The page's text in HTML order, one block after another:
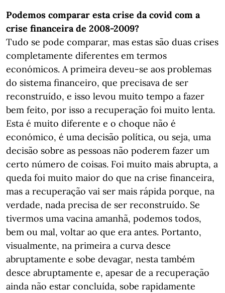
Podemos comparar esta crise da covid com a
crise financeira de 2008-2009?
Tudo se pode comparar, mas estas são duas crises
completamente diferentes em termos
económicos. A primeira deveu-se aos problemas
do sistema financeiro, que precisava de ser
reconstruído, e isso levou muito tempo a fazer
bem feito, por isso a recuperação foi muito lenta.
Esta é muito diferente e o choque não é
económico, é uma decisão política, ou seja, uma
decisão sobre as pessoas não poderem fazer um
certo número de coisas. Foi muito mais abrupta, a
queda foi muito maior do que na crise financeira,
mas a recuperação vai ser mais rápida porque, na
verdade, nada precisa de ser reconstruído. Se
tivermos uma vacina amanhã, podemos todos,
bem ou mal, voltar ao que era antes. Portanto,
visualmente, na primeira a curva desce
abruptamente e sobe devagar, nesta também
desce abruptamente e, apesar de a recuperação
ainda não estar concluída, sobe rapidamente